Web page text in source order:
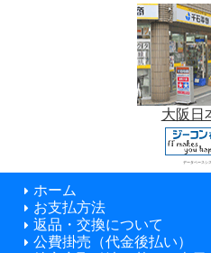
大阪日
データベースシ
ホーム
お支払方法
返品・交換について
公費掛売（代金後払い）